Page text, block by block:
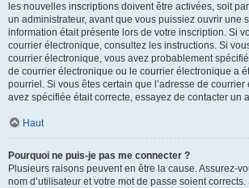
les nouvelles inscriptions doivent être activées, soit
un administrateur, avant que vous puissiez ouvrir une
information était présente lors de votre inscription. Si
courrier électronique, consultez les instructions. Si
courrier électronique, vous avez probablement
de courrier électronique ou le courrier électronique a
pourriel. Si vous êtes certain que l’adresse de
avez spécifiée était correcte, essayez de contacter un
Haut
Pourquoi ne puis-je pas me connecter ?
Plusieurs raisons peuvent en être la cause. Assurez-
nom d’utilisateur et votre mot de passe soient corrects.